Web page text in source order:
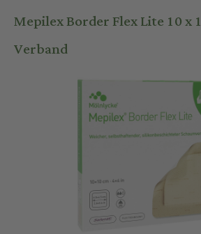
Mepilex Border Flex Lite 10 x
Verband